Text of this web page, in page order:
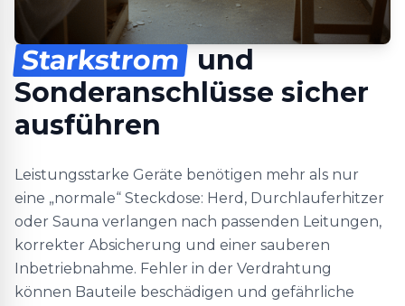
Starkstrom
und
Sonderanschlüsse sicher
ausführen
Leistungsstarke Geräte benötigen mehr als nur
eine „normale“ Steckdose: Herd, Durchlauferhitzer
oder Sauna verlangen nach passenden Leitungen,
korrekter Absicherung und einer sauberen
Inbetriebnahme. Fehler in der Verdrahtung
können Bauteile beschädigen und gefährliche